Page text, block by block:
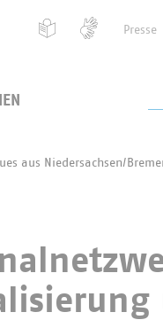
Presse
aus Niedersachsen/